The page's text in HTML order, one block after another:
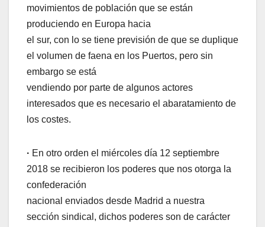
movimientos de población que se están
produciendo en Europa hacia
el sur, con lo se tiene previsión de que se duplique
el volumen de faena en los Puertos, pero sin
embargo se está
vendiendo por parte de algunos actores
interesados que es necesario el abaratamiento de
los costes.
· En otro orden el miércoles día 12 septiembre
2018 se recibieron los poderes que nos otorga la
confederación
nacional enviados desde Madrid a nuestra
sección sindical, dichos poderes son de carácter